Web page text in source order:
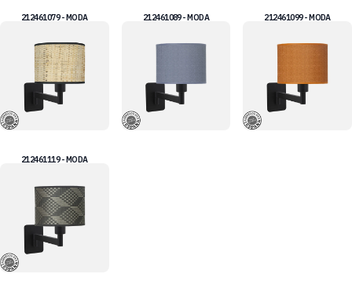
212461079 - MODA 212461089 - MODA 212461099 - MODA
212461119 - MODA